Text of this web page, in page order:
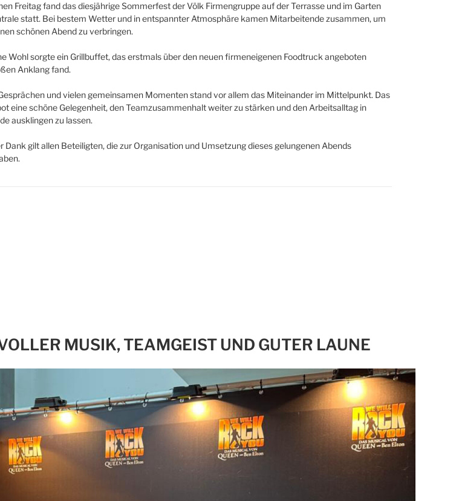
Freitag fand das diesjährige Sommerfest der Völk Firmengruppe auf der Terrasse und im Garten
statt. Bei bestem Wetter und in entspannter Atmosphäre kamen Mitarbeitende zusammen, um
schönen Abend zu verbringen.
Wohl sorgte ein Grillbuffet, das erstmals über den neuen firmeneigenen Foodtruck angeboten
Anklang fand.
und vielen gemeinsamen Momenten stand vor allem das Miteinander im Mittelpunkt. Das
eine schöne Gelegenheit, den Teamzusammenhalt weiter zu stärken und den Arbeitsalltag in
ausklingen zu lassen.
Dank gilt allen Beteiligten, die zur Organisation und Umsetzung dieses gelungenen Abends
MUSIK, TEAMGEIST UND GUTER LAUNE